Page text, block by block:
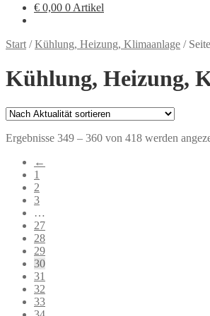
€ 0,00 0 Artikel
Start /Kühlung, Heizung, Klimaanlage /
Kühlung, Heizung,
Ergebnisse 349 – 360 von 418 werden
←
1
2
3
…
27
28
29
30
31
32
33